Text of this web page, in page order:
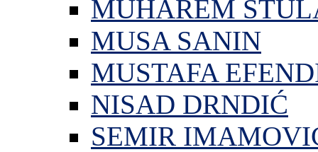
MUHAREM
MUSA SANIN
MUSTAFA
NISAD DRNDIĆ
SEMIR